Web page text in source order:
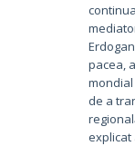
pacea,
de a
explicat